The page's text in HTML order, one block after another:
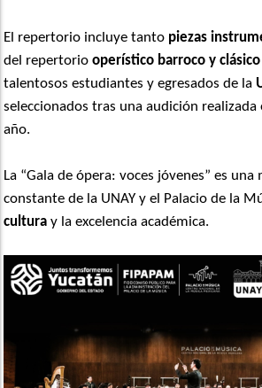
El repertorio incluye tanto piezas
del repertoriooperístico barroco y clásico
talentosos estudiantes y egresados de la
seleccionados tras una audición
año.
La “Gala de ópera: voces jóvenes”es una
constante de la UNAY y el Palacio de la M
cultura y la excelencia académica.